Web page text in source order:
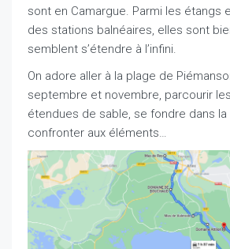
sont en Camargue. Parmi les étangs
des stations balnéaires, elles sont
semblent s’étendre à l’infini.
On adore aller à la plage de
septembre et novembre, parcourir
étendues de sable, se fondre dans la
confronter aux éléments…